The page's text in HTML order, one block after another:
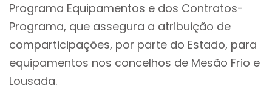
Programa Equipamentos e dos Contratos-
Programa, que assegura a atribuição de
comparticipações, por parte do Estado, para
equipamentos nos concelhos de Mesão Frio e
Lousada.